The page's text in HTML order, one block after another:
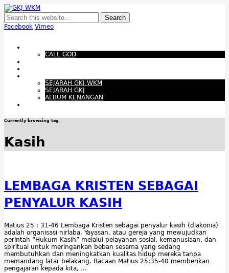
Membangun Gereja Kokoh melalui Pelayanan Holistik, Teknologi, dan
Budaya Apresiatif
Facebook Vimeo
CALL GOD
SEJARAH GKJ WKM
SEJARAH GKJ
ALBUM KENANGAN
Currently browsing tag
Kasih
LEMBAGA KRISTEN SEBAGAI
PENYALUR KASIH
Matius 25 : 31-46 Lembaga Kristen sebagai penyalur kasih (diakonia)
adalah organisasi nirlaba, Yayasan, atau gereja yang mewujudkan
perintah “Hukum Kasih” melalui pelayanan sosial, kemanusiaan, dan
spiritual untuk meringankan beban sesama yang sedang
membutuhkan dan meningkatkan kualitas hidup mereka tanpa
memandang latar belakang. Bacaan Matius 25:35-40 memberikan
pengajaran kepada kita, …